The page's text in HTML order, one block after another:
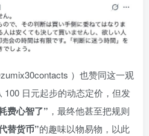
）也赞同这一观
100 日元起步的动态定价，但发
费心智了” ，最终他甚至把规则
替货币”的趣味以物易物，以此